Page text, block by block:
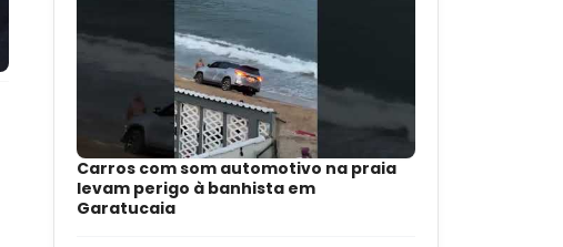
Carros com som automotivo na praia
levam perigo à banhista em
Garatucaia